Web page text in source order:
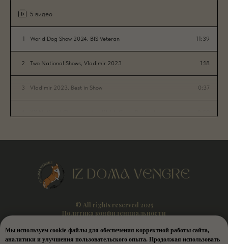
Мы используем cookie-файлы для обеспечения корректной работы сайта,
аналитики и улучшения пользовательского опыта. Продолжая использовать
5 видео
1 World Dog Show 2024. BIS Veteran 11:39
2 Two National Shows, Vladimir 2023 1:18
3 Vladimir 2023. Best in Show 0:37
© All rights reserved 2025
Политика конфиденциальности